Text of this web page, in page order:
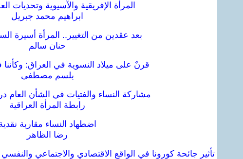
المرأة الإفريقية والآسيوية وتحديات
ابراهيم محمد جبريل
بعد عقدين من التغيير.. المرأة أسيرة
حنان سالم
قرنٌ على ميلاد النسوية في العراق:
بلسم مصطفى
مشاركة النساء والفتيات في الشأن العام
رابطة المرأة العراقية
اضطهاد النساء مقاربة
رضا الظاهر
تأثير جائحة كورونا في الواقع الاقتصادي والاجتماعي